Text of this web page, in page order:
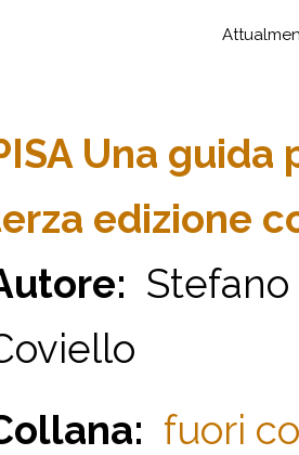
Una guida
edizione
Stefano
fuori